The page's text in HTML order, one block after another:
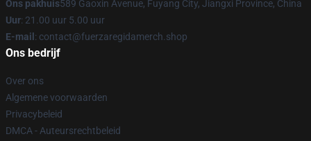
Ons pakhuis589 Gaoxin Avenue, Fuyang City, Jiangxi Province, China
Uur: 21.00 uur 5.00 uur
E-mail : contact@fuerzaregidamerch.shop
Ons bedrijf
Over ons
Algemene voorwaarden
Privacybeleid
DMCA - Auteursrechtbeleid